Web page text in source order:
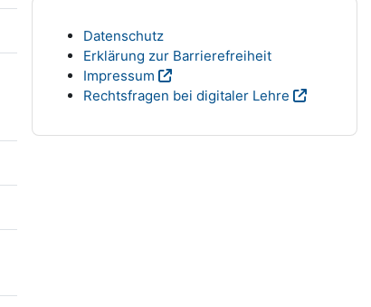
Datenschutz
Erklärung zur Barrierefreiheit
Impressum
Rechtsfragen bei digitaler Lehre